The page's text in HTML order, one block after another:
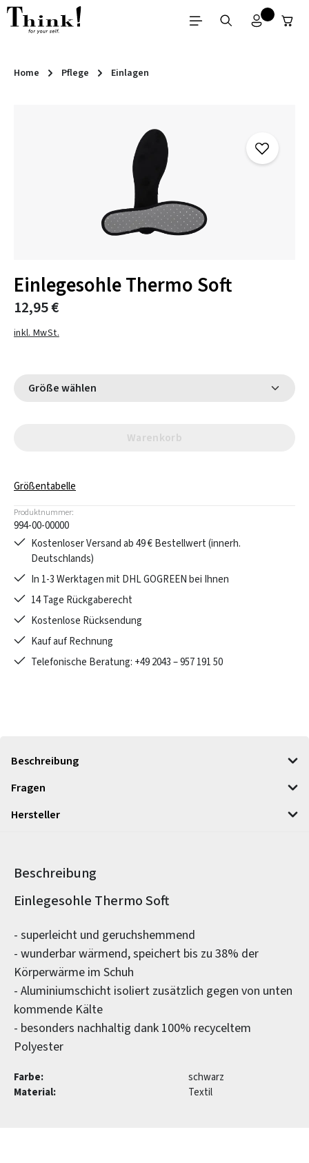
Zum Hauptinhalt springen
Home Pflege Einlagen
Einlegesohle Thermo Soft
12,95 €
inkl. MwSt.
Größe wählen
Warenkorb
Größentabelle
Produktnummer:
994-00-00000
Kostenloser Versand ab 49 € Bestellwert (innerh.
Deutschlands)
In 1-3 Werktagen mit DHL GOGREEN bei Ihnen
14 Tage Rückgaberecht
Kostenlose Rücksendung
Kauf auf Rechnung
Telefonische Beratung: +49 2043 – 957 191 50
Beschreibung
Fragen
Hersteller
Beschreibung
Produktinformationen
Einlegesohle Thermo Soft
- superleicht und geruchshemmend
- wunderbar wärmend, speichert bis zu 38% der
Körperwärme im Schuh
- Aluminiumschicht isoliert zusätzlich gegen von unten
kommende Kälte
- besonders nachhaltig dank 100% recyceltem
Polyester
Farbe:
schwarz
Material:
Textil